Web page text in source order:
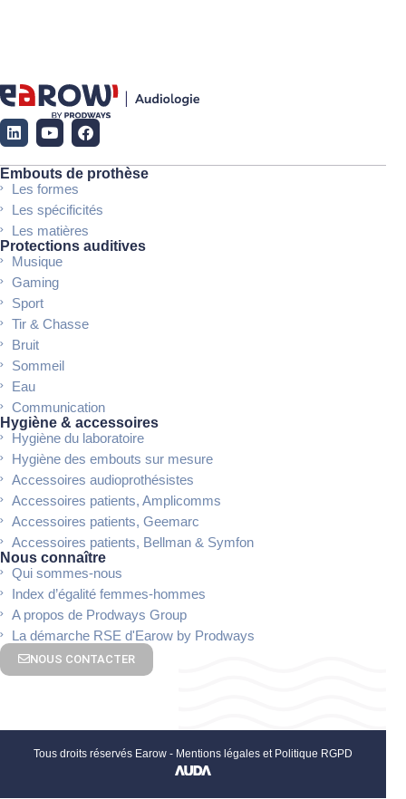
Embouts de prothèse
Les formes
Les spécificités
Les matières
Protections auditives
Musique
Gaming
Sport
Tir & Chasse
Bruit
Sommeil
Eau
Communication
Hygiène & accessoires
Hygiène du laboratoire
Hygiène des embouts sur mesure
Accessoires audioprothésistes
Accessoires patients, Amplicomms
Accessoires patients, Geemarc
Accessoires patients, Bellman & Symfon
Nous connaître
Qui sommes-nous
Index d’égalité femmes-hommes
A propos de Prodways Group
La démarche RSE d'Earow by Prodways
NOUS CONTACTER
Tous droits réservés Earow - Mentions légales et Politique RGPD